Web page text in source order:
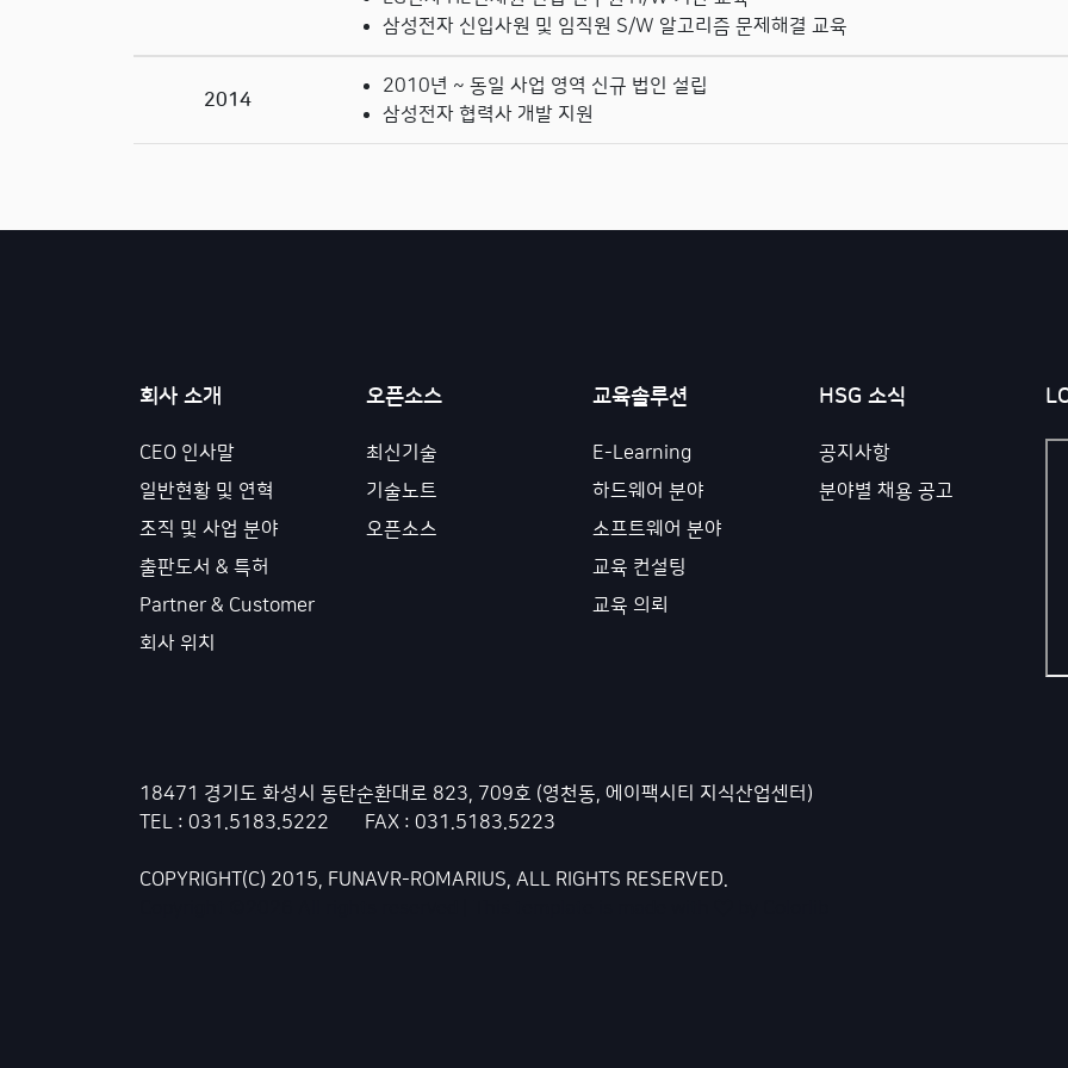
삼성전자 신입사원 및 임직원 S/W 알고리즘 문제해결 교육
2014
2010년 ~ 동일 사업 영역 신규 법인 설립
삼성전자 협력사 개발 지원
회사 소개
CEO 인사말
일반현황 및 연혁
조직 및 사업 분야
출판도서 & 특허
Partner & Customer
회사 위치
오픈소스
최신기술
기술노트
오픈소스
교육솔루션
E-Learning
하드웨어 분야
소프트웨어 분야
교육 컨설팅
교육 의뢰
HSG 소식
공지사항
분야별 채용 공고
18471 경기도 화성시 동탄순환대로 823, 709호 (영천동, 에이팩시티 지식산업센터)
TEL : 031.5183.5222 FAX : 031.5183.5223
COPYRIGHT(C) 2015, FUNAVR-ROMARIUS, ALL RIGHTS RESERVED.